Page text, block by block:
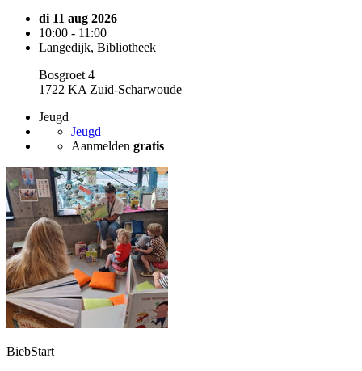
di 11 aug 2026
10:00 - 11:00
Langedijk, Bibliotheek
Bosgroet 4
1722 KA Zuid-Scharwoude
Jeugd
Jeugd
Aanmelden gratis
BiebStart